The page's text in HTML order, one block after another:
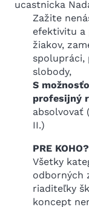
Zažite
efektivitu a
žiakov,
spolupráci,
slobody,
S
profesijný
absolvovať
II.)
PRE KOHO?
Všetky
odborných
riaditeľky
koncept